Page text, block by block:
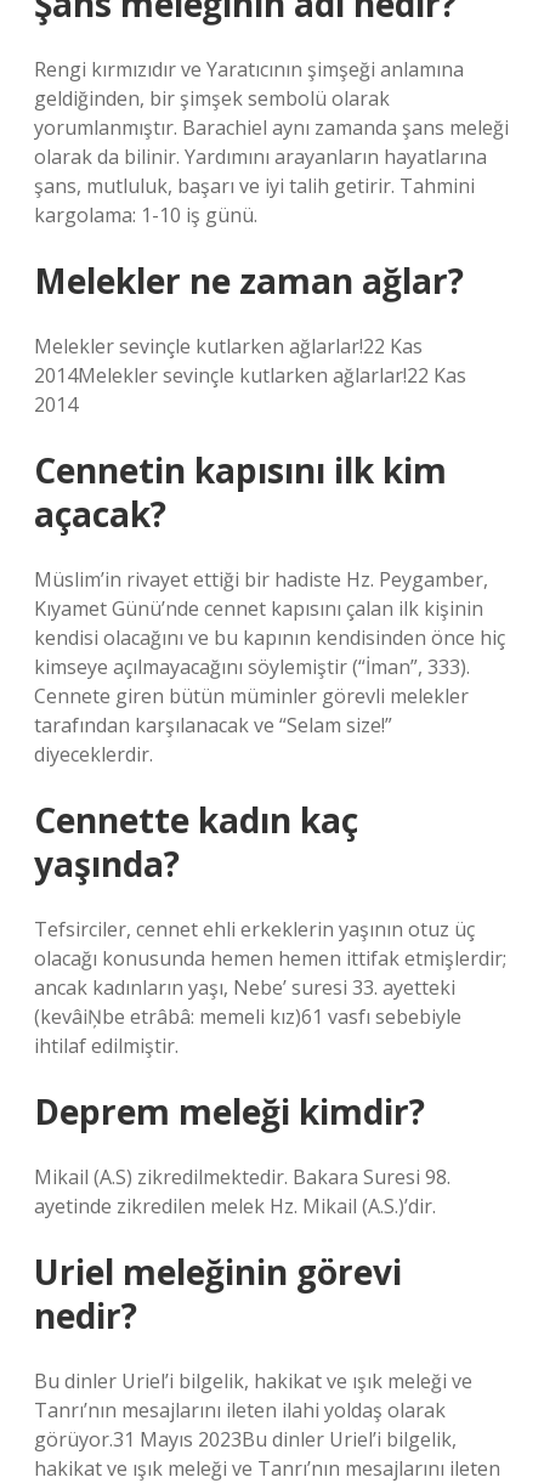
Rengi kırmızıdır ve Yaratıcının şimşeği anlamına
geldiğinden, bir şimşek sembolü olarak
yorumlanmıştır. Barachiel aynı zamanda şans meleği
olarak da bilinir. Yardımını arayanların hayatlarına
şans, mutluluk, başarı ve iyi talih getirir. Tahmini
kargolama: 1-10 iş günü.
Melekler ne zaman ağlar?
Melekler sevinçle kutlarken ağlarlar!22 Kas
2014Melekler sevinçle kutlarken ağlarlar!22 Kas
2014
Cennetin kapısını ilk kim
açacak?
Müslim’in rivayet ettiği bir hadiste Hz. Peygamber,
Kıyamet Günü’nde cennet kapısını çalan ilk kişinin
kendisi olacağını ve bu kapının kendisinden önce hiç
kimseye açılmayacağını söylemiştir (“İman”, 333).
Cennete giren bütün müminler görevli melekler
tarafından karşılanacak ve “Selam size!”
diyeceklerdir.
Cennette kadın kaç
yaşında?
Tefsirciler, cennet ehli erkeklerin yaşının otuz üç
olacağı konusunda hemen hemen ittifak etmişlerdir;
ancak kadınların yaşı, Nebe’ suresi 33. ayetteki
(kevâiŅbe etrâbâ: memeli kız)61 vasfı sebebiyle
ihtilaf edilmiştir.
Deprem meleği kimdir?
Mikail (A.S) zikredilmektedir. Bakara Suresi 98.
ayetinde zikredilen melek Hz. Mikail (A.S.)’dir.
Uriel meleğinin görevi
nedir?
Bu dinler Uriel’i bilgelik, hakikat ve ışık meleği ve
Tanrı’nın mesajlarını ileten ilahi yoldaş olarak
görüyor.31 Mayıs 2023Bu dinler Uriel’i bilgelik,
hakikat ve ışık meleği ve Tanrı’nın mesajlarını ileten